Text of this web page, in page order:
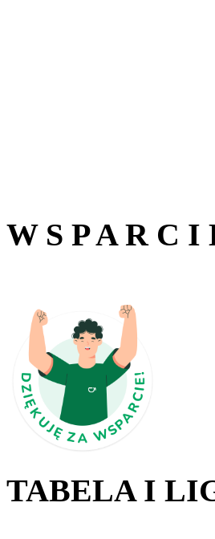
W S P A R C I
TABELA I